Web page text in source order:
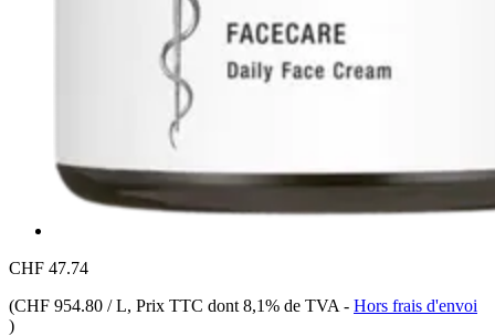
CHF 47.74
(CHF 954.80 / L, Prix TTC dont 8,1% de TVA - Hors frais d'envoi
)